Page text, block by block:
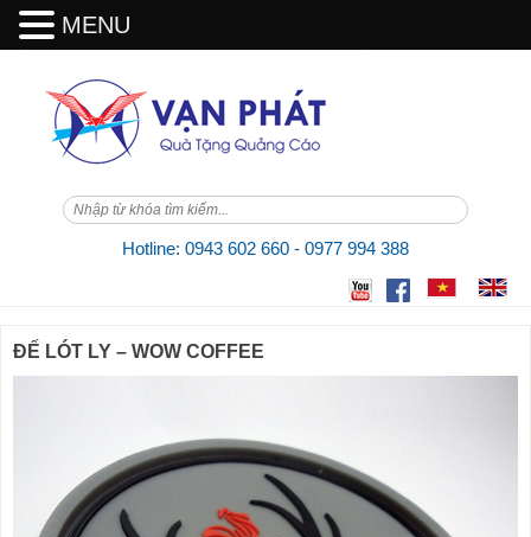
content
Hotline: 0943 602 660 - 0977 994 388
ĐẾ LÓT LY – WOW COFFEE
MENU